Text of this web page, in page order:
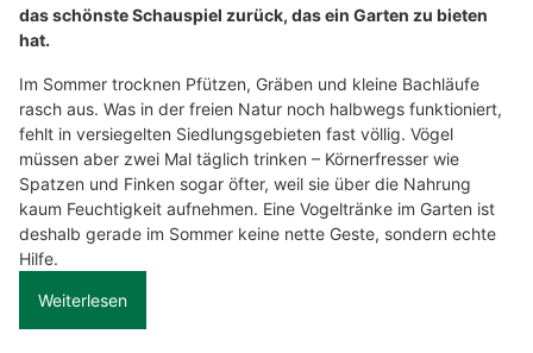
das schönste Schauspiel zurück, das ein Garten zu bieten
hat.
Im Sommer trocknen Pfützen, Gräben und kleine Bachläufe
rasch aus. Was in der freien Natur noch halbwegs funktioniert,
fehlt in versiegelten Siedlungsgebieten fast völlig. Vögel
müssen aber zwei Mal täglich trinken – Körnerfresser wie
Spatzen und Finken sogar öfter, weil sie über die Nahrung
kaum Feuchtigkeit aufnehmen. Eine Vogeltränke im Garten ist
deshalb gerade im Sommer keine nette Geste, sondern echte
Hilfe.
Weiterlesen